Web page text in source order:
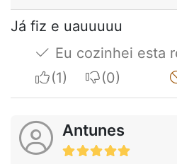
Já fiz e uauuuuu
Eu cozinhei esta
I apreciateI do not
Antunes